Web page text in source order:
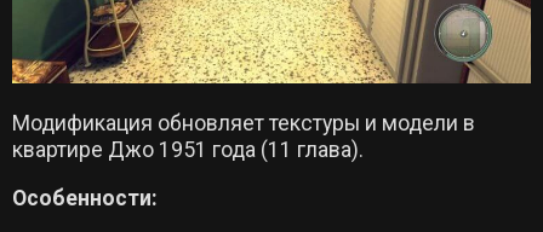
Модификация обновляет текстуры и модели в
квартире Джо 1951 года (11 глава).
Особенности: